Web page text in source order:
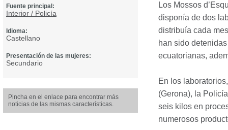
Fuente principal:
Interior / Policía
Idioma:
Castellano
Presentación de las mujeres:
Secundario
Pincha en el enlace para encontrar más
noticias de las mismas características.
Los Mossos
disponía de dos
distribuía cada
han sido
ecuatorianas,
En los
(Gerona), la
seis kilos en
numerosos